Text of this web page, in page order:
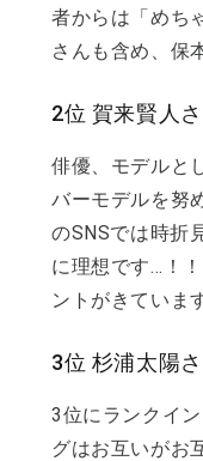
者からは「めち
さんも含め、保
2位 賀来賢人
俳優、モデルと
バーモデルを努
のSNSでは時折
に理想です…！
ントがきていま
3位 杉浦太陽
3位にランクイ
グはお互いがお